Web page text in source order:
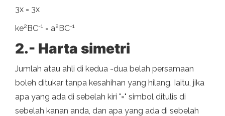
3x = 3x
ke2BC-1 = a2BC-1
2.- Harta simetri
Jumlah atau ahli di kedua -dua belah persamaan
boleh ditukar tanpa kesahihan yang hilang. Iaitu, jika
apa yang ada di sebelah kiri "=" simbol ditulis di
sebelah kanan anda, dan apa yang ada di sebelah